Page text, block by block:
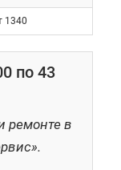
1340
по 43
ремонте в